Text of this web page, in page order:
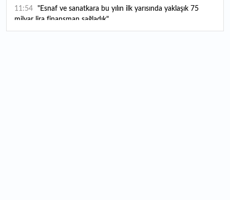
11:54
milyar lira finansman sağladık"